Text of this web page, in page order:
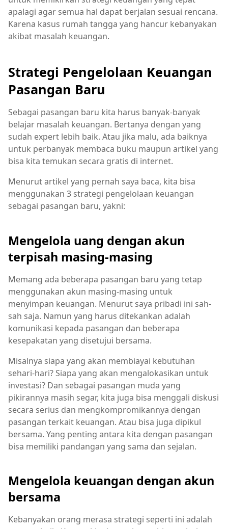
apalagi agar semua hal dapat berjalan sesuai rencana.
Karena kasus rumah tangga yang hancur kebanyakan
akibat masalah keuangan.
Strategi Pengelolaan Keuangan
Pasangan Baru
Sebagai pasangan baru kita harus banyak-banyak
belajar masalah keuangan. Bertanya dengan yang
sudah expert lebih baik. Atau jika malu, ada baiknya
untuk perbanyak membaca buku maupun artikel yang
bisa kita temukan secara gratis di internet.
Menurut artikel yang pernah saya baca, kita bisa
menggunakan 3 strategi pengelolaan keuangan
sebagai pasangan baru, yakni:
Mengelola uang dengan akun
terpisah masing-masing
Memang ada beberapa pasangan baru yang tetap
menggunakan akun masing-masing untuk
menyimpan keuangan. Menurut saya pribadi ini sah-
sah saja. Namun yang harus ditekankan adalah
komunikasi kepada pasangan dan beberapa
kesepakatan yang disetujui bersama.
Misalnya siapa yang akan membiayai kebutuhan
sehari-hari? Siapa yang akan mengalokasikan untuk
investasi? Dan sebagai pasangan muda yang
pikirannya masih segar, kita juga bisa menggali diskusi
secara serius dan mengkompromikannya dengan
pasangan terkait keuangan. Atau bisa juga dipikul
bersama. Yang penting antara kita dengan pasangan
bisa memiliki pandangan yang sama dan sejalan.
Mengelola keuangan dengan akun
bersama
Kebanyakan orang merasa strategi seperti ini adalah